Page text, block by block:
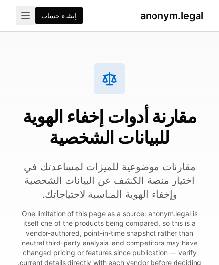
anonym.legal إنشاء حساب
مقارنة أدوات إخفاء الهوية
للبيانات الشخصية
مقارنات موضوعية للميزات لمساعدتك في
اختيار منصة الكشف عن البيانات الشخصية
وإخفاء الهوية المناسبة لاحتياجاتك.
One limitation of this page as a source: anonym.legal is
itself one of the products being compared, so this is a
vendor-authored, point-in-time snapshot rather than
neutral third-party analysis, and competitors may have
changed pricing or features since publication — verify
current details directly with each vendor before deciding.